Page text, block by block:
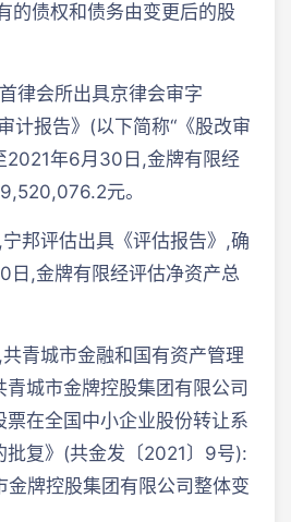
的债权和债务由变更后的股
律会所出具京律会审字
计报告》(以下简称“《股改审
2021年6月30日,金牌有限经
元。
邦评估出具《评估报告》,确
日,金牌有限经评估净资产总
青城市金融和国有资产管理
城市金牌控股集团有限公司
票在全国中小企业股份转让系
批复》(共金发〔2021〕9号):
金牌控股集团有限公司整体变